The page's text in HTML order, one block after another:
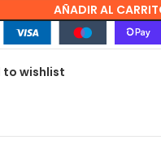
AÑADIR AL
to wishlist